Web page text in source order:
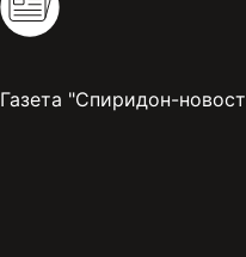
Газета "Спиридон-